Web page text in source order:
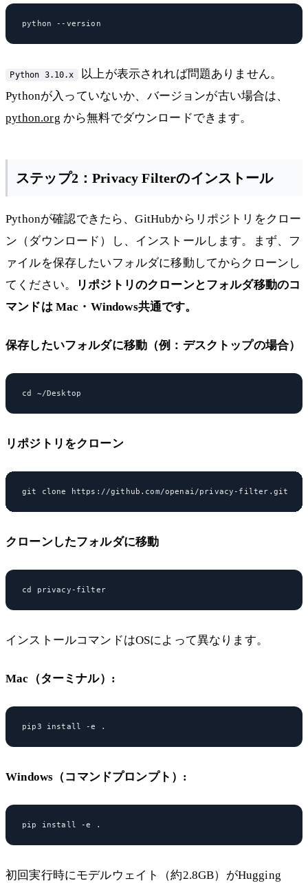
Python 3.10.x
以上が表示されれば問題ありません。
Pythonが入っていないか、バージョンが古い場合は、
python.org から無料でダウンロードできます。
ステップ2：Privacy Filterのインストール
Pythonが確認できたら、GitHubからリポジトリをクロー
ン（ダウンロード）し、インストールします。まず、フ
ァイルを保存したいフォルダに移動してからクローンし
てください。
リポジトリのクローンとフォルダ移動のコ
マンドは Mac・Windows共通です。
保存したいフォルダに移動（例：デスクトップの場合）
リポジトリをクローン
クローンしたフォルダに移動
cd privacy-filter
インストールコマンドはOSによって異なります。
Mac（ターミナル）:
Windows（コマンドプロンプト）:
初回実行時にモデルウェイト（約2.8GB）がHugging